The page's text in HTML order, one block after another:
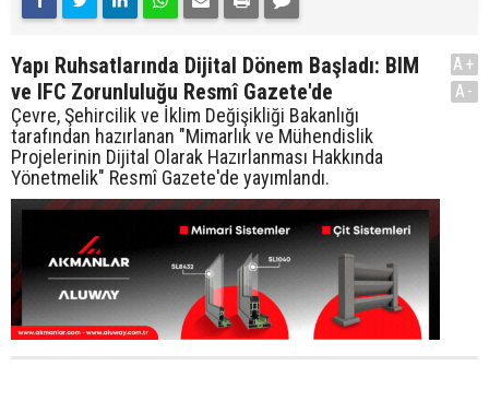
Yapı Ruhsatlarında Dijital Dönem Başladı: BIM
ve IFC Zorunluluğu Resmî Gazete'de
Çevre, Şehircilik ve İklim Değişikliği Bakanlığı
tarafından hazırlanan "Mimarlık ve Mühendislik
Projelerinin Dijital Olarak Hazırlanması Hakkında
Yönetmelik" Resmî Gazete'de yayımlandı.
A+
A-